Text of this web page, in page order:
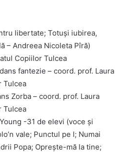
libertate; Totuși iubirea,
– Andreea Nicoleta Pîră)
Copiilor Tulcea
fantezie – coord. prof. Laura
Tulcea
Zorba – coord. prof. Laura
Tulcea
-31 de elevi (voce și
vale; Punctul pe I; Numai
Popa; Oprește-mă la tine;